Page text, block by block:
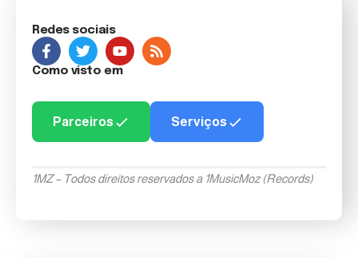
Redes sociais
Como visto em
Parceiros Serviços
1MZ – Todos direitos reservados a 1MusicMoz (Records)